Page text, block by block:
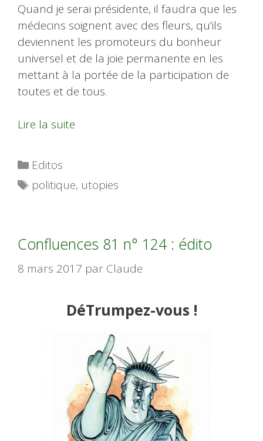
Quand je serai présidente, il faudra que les
médecins soignent avec des fleurs, qu’ils
deviennent les promoteurs du bonheur
universel et de la joie permanente en les
mettant à la portée de la participation de
toutes et de tous.
Lire la suite
Catégories
Editos
Étiquettes
politique, utopies
Confluences 81 n° 124 : édito
8 mars 2017 par Claude
DéTrumpez-vous !